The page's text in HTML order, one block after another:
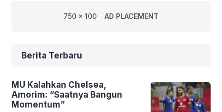
750 x 100 AD PLACEMENT
Berita Terbaru
MU Kalahkan Chelsea,
Amorim: “Saatnya Bangun
Momentum”